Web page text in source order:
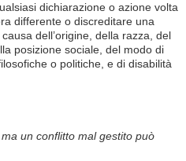
dichiarazione o azione volta
differente o discreditare una
dell’origine, della razza, del
posizione sociale, del modo di
o politiche, e di disabilità
un conflitto mal gestito può